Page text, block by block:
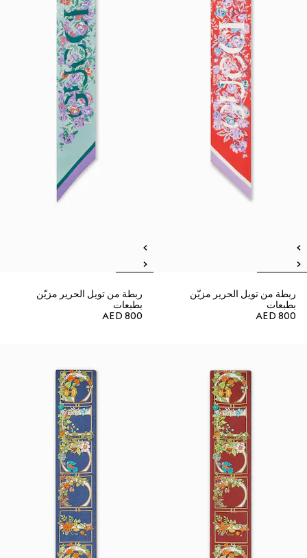
ربطة من تويل الحرير مزيّن
بطبعات
AED 800
ربطة من تويل الحرير مزيّن
بطبعات
AED 800